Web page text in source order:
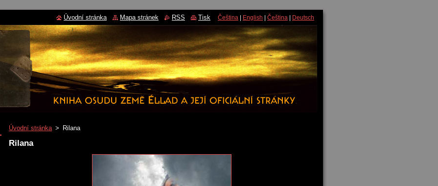
Úvodní stránka > Rilana
Rilana
Úvodní stránka Mapa stránek RSS Tisk Čeština English Čeština Deutsch